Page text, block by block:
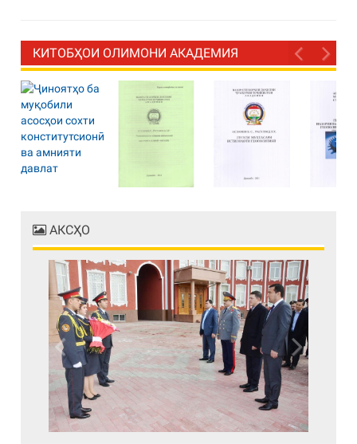
КИТОБҲОИ ОЛИМОНИ АКАДЕМИЯ
АКСҲО
Previous Next